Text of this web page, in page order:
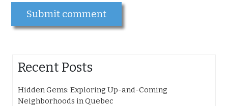
Recent Posts
Hidden Gems: Exploring Up-and-Coming
Neighborhoods in Quebec